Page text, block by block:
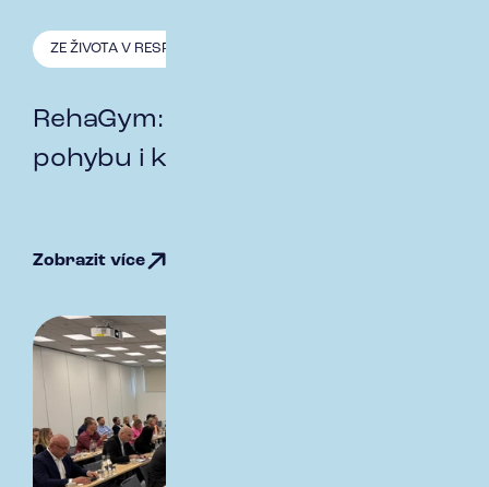
ZE ŽIVOTA V RESPECT
RehaGym: S respektem k
pohybu i ke zdraví
Zobrazit více